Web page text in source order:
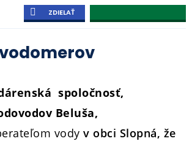
ZDIELAŤ
spoločnosť,
Beluša,
vody v obci Slopná, že